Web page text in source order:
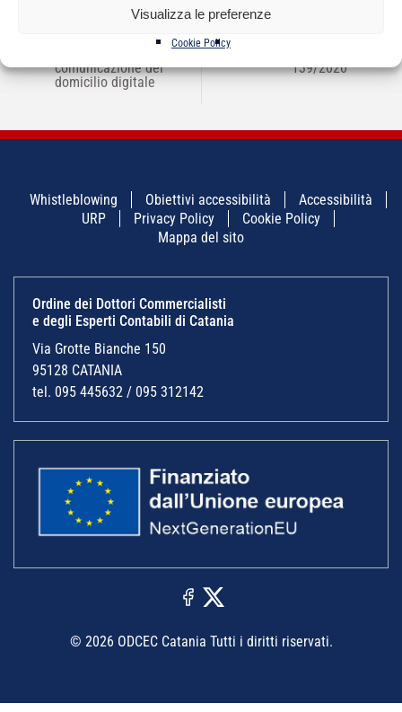
Visualizza le preferenze
Cookie Policy
ARTICOLIcomunicazione del
domicilio digitale
139/2020
Whistleblowing Obiettivi accessibilità
Accessibilità
URP
Privacy Policy
Cookie Policy
Mappa del sito
Ordine dei Dottori Commercialisti
e degli Esperti Contabili di Catania
Via Grotte Bianche 150
95128 CATANIA
tel. 095 445632 / 095 312142
© 2026 ODCEC Catania Tutti i diritti riservati.